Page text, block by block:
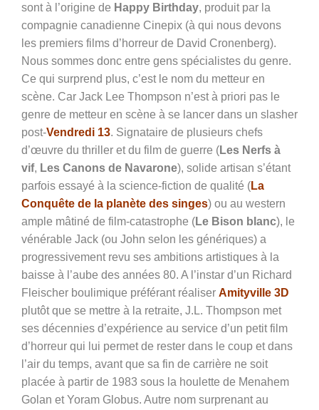
sont à l’origine de Happy Birthday, produit par la
compagnie canadienne Cinepix (à qui nous devons
les premiers films d’horreur de David Cronenberg).
Nous sommes donc entre gens spécialistes du genre.
Ce qui surprend plus, c’est le nom du metteur en
scène. Car Jack Lee Thompson n’est à priori pas le
genre de metteur en scène à se lancer dans un slasher
post-Vendredi 13. Signataire de plusieurs chefs
d’œuvre du thriller et du film de guerre (Les Nerfs à
vif, Les Canons de Navarone), solide artisan s’étant
parfois essayé à la science-fiction de qualité (La
Conquête de la planète des singes) ou au western
ample mâtiné de film-catastrophe (Le Bison blanc), le
vénérable Jack (ou John selon les génériques) a
progressivement revu ses ambitions artistiques à la
baisse à l’aube des années 80. A l’instar d’un Richard
Fleischer boulimique préférant réaliser Amityville 3D
plutôt que se mettre à la retraite, J.L. Thompson met
ses décennies d’expérience au service d’un petit film
d’horreur qui lui permet de rester dans le coup et dans
l’air du temps, avant que sa fin de carrière ne soit
placée à partir de 1983 sous la houlette de Menahem
Golan et Yoram Globus. Autre nom surprenant au